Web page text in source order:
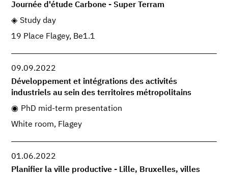
Journée d'étude Carbone - Super Terram
Study day
19 Place Flagey, Be1.1
09.09.2022
Développement et intégrations des activités
industriels au sein des territoires métropolitains
PhD mid-term presentation
White room, Flagey
01.06.2022
Planifier la ville productive - Lille, Bruxelles, villes